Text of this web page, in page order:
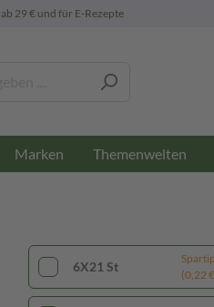
ab 29 € und für E-Rezepte
Marken Themenwelten
6X21 St
(0,22